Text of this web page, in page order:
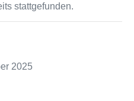
stattgefunden.
2025